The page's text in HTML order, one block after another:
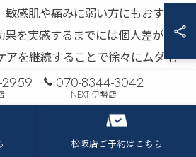
感肌や痛みに弱い方にもおすす
果を実感するまでには個人差があ
アを継続することで徐々にムダ毛
う口コミも多く見られます。正し
、家庭でもサロン級の脱毛体験が
070-8344-3042
NEXT 伊勢店
松阪店ご予約はこちら